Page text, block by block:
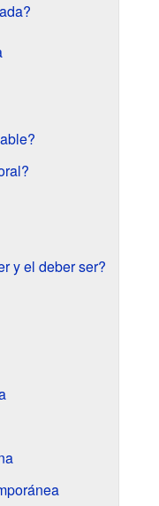
y el deber ser?